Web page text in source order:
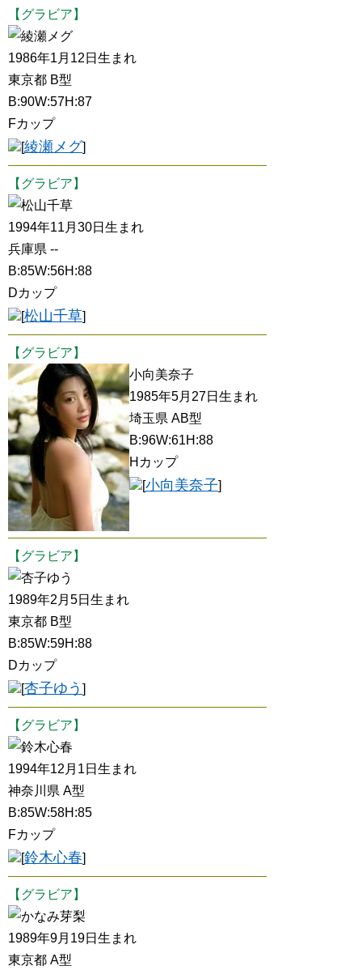
【グラビア】
綾瀬メグ
1986年1月12日生まれ
東京都 B型
B:90W:57H:87
Fカップ
[綾瀬メグ]
【グラビア】
松山千草
1994年11月30日生まれ
兵庫県 --
B:85W:56H:88
Dカップ
[松山千草]
【グラビア】
小向美奈子
1985年5月27日生まれ
埼玉県 AB型
B:96W:61H:88
Hカップ
[小向美奈子]
【グラビア】
杏子ゆう
1989年2月5日生まれ
東京都 B型
B:85W:59H:88
Dカップ
[杏子ゆう ]
【グラビア】
鈴木心春
1994年12月1日生まれ
神奈川県 A型
B:85W:58H:85
Fカップ
[鈴木心春]
【グラビア】
かなみ芽梨
1989年9月19日生まれ
東京都 A型